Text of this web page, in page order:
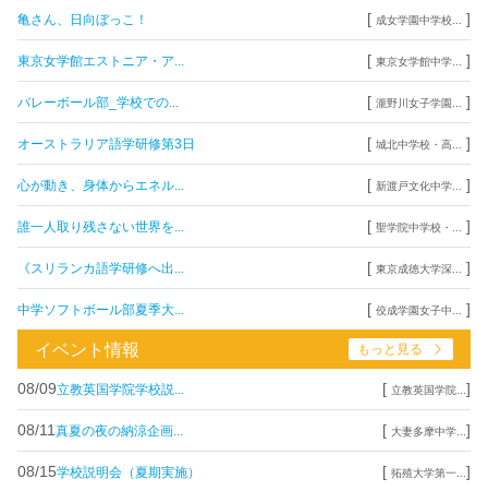
亀さん、日向ぼっこ！ [ 成女学園中学校... ]
東京女学館エストニア・ア... [ 東京女学館中学... ]
バレーボール部_学校での... [ 瀧野川女子学園... ]
オーストラリア語学研修第3日 [ 城北中学校・高... ]
心が動き、身体からエネル... [ 新渡戸文化中学... ]
誰一人取り残さない世界を... [ 聖学院中学校・... ]
《スリランカ語学研修へ出... [ 東京成徳大学深... ]
中学ソフトボール部夏季大... [ 佼成学園女子中... ]
イベント情報 もっと見る
08/09立教英国学院学校説... [ 立教英国学院... ]
08/11 真夏の夜の納涼企画... [ 大妻多摩中学... ]
08/15学校説明会（夏期実施） [ 拓殖大学第一... ]